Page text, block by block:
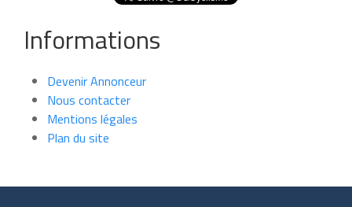
Informations
Devenir Annonceur
Nous contacter
Mentions légales
Plan du site